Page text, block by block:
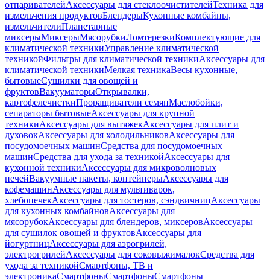
отпаривателейАксессуары для стеклоочистителейТехника для
измельчения продуктовБлендерыКухонные комбайны,
измельчителиПланетарные
миксерыМиксерыМясорубкиЛомтерезкиКомплектующие для
климатической техникиУправление климатической
техникойФильтры для климатической техникиАксессуары для
климатической техникиМелкая техникаВесы кухонные,
бытовыеСушилки для овощей и
фруктовВакууматорыОткрывалки,
картофелечисткиПроращиватели семянМаслобойки,
сепараторы бытовыеАксессуары для крупной
техникиАксессуары для вытяжекАксессуары для плит и
духовокАксессуары для холодильниковАксессуары для
посудомоечных машинСредства для посудомоечных
машинСредства для ухода за техникойАксессуары для
кухонной техникиАксессуары для микроволновых
печейВакуумные пакеты, контейнерыАксессуары для
кофемашинАксессуары для мультиварок,
хлебопечекАксессуары для тостеров, сэндвичницАксессуары
для кухонных комбайновАксессуары для
мясорубокАксессуары для блендеров, миксеровАксессуары
для сушилок овощей и фруктовАксессуары для
йогуртницАксессуары для аэрогрилей,
электрогрилейАксессуары для соковыжималокСредства для
ухода за техникойСмартфоны, ТВ и
электроникаСмартфоныСмартфоныСмартфоны